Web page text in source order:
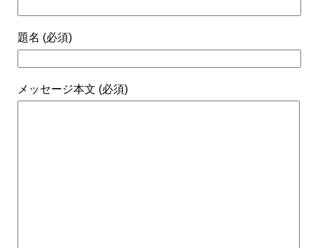
題名 (必須)
メッセージ本文 (必須)